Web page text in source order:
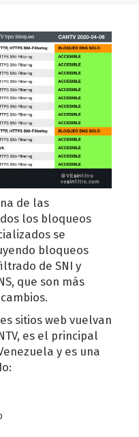
de las
los bloqueos
se
bloqueos
de SNI y
que son más
sitios web vuelvan
es el principal
y es una